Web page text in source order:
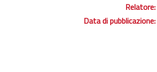
Relatore:
Data di pubblicazione: